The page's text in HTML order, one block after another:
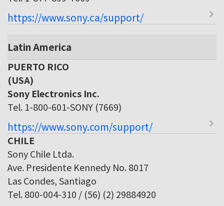
https://www.sony.ca/support/
Latin America
PUERTO RICO
(USA)
Sony Electronics Inc.
Tel. 1-800-601-SONY (7669)
https://www.sony.com/support/
CHILE
Sony Chile Ltda.
Ave. Presidente Kennedy No. 8017
Las Condes, Santiago
Tel. 800-004-310 / (56) (2) 29884920